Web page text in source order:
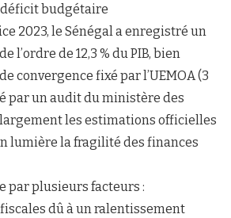
budgétaire
2023, le Sénégal a enregistré un
l’ordre de 12,3 % du PIB, bien
convergence fixé par l’UEMOA (3
par un audit du ministère des
les estimations officielles
lumière la fragilité des finances
par plusieurs facteurs :
dû à un ralentissement